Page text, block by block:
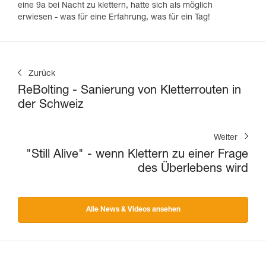
eine 9a bei Nacht zu klettern, hatte sich als möglich
erwiesen - was für eine Erfahrung, was für ein Tag!
Zurück
ReBolting - Sanierung von Kletterrouten in
der Schweiz
Weiter
"Still Alive" - wenn Klettern zu einer Frage
des Überlebens wird
Alle News & Videos ansehen